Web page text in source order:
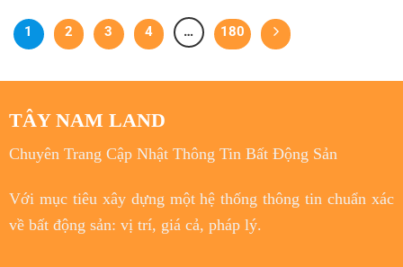
1 2 3 4 … 180
TÂY NAM LAND
Chuyên Trang Cập Nhật Thông Tin Bất Động Sản
Với mục tiêuxây dựng một hệ thống thông tin chuẩn xác
về bất động sản: vị trí, giá cả, pháp lý.